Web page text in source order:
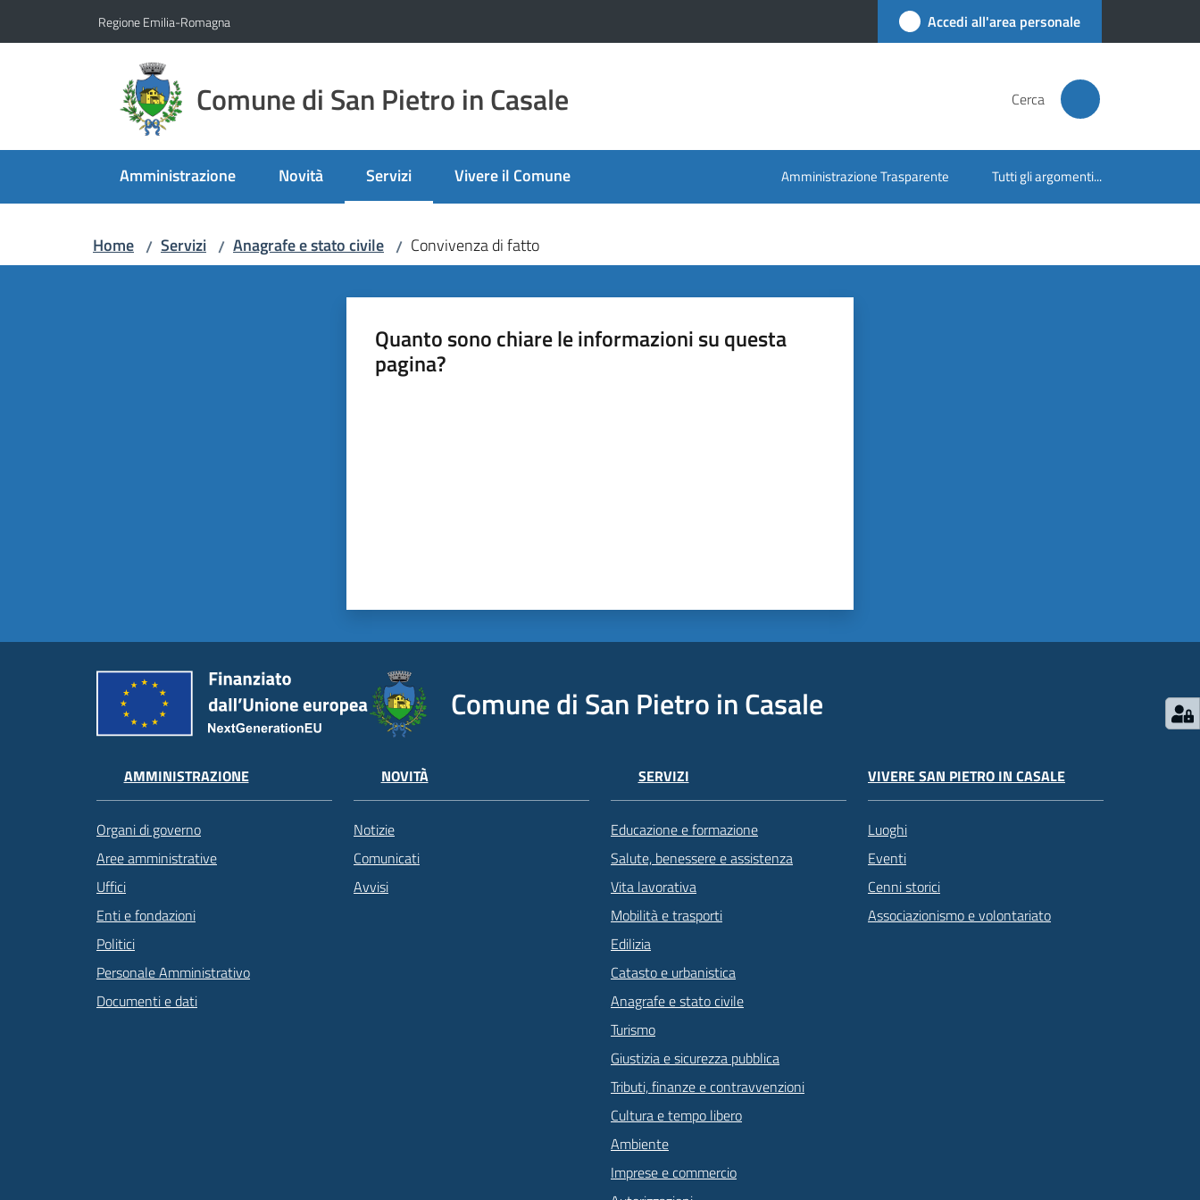
Regione Emilia-Romagna Accedi all'area personale
Comune di San Pietro in Casale Cerca
Amministrazione Novità Servizi
Menu selezionatoVivere il Comune Amministrazione Trasparente Tutti gli argomenti...
Home / Servizi / Anagrafe e stato civile / Convivenza di fatto
Quanto sono chiare le informazioni su questa
pagina?
Comune di San Pietro in Casale
AMMINISTRAZIONE
Organi di governo
Aree amministrative
Uffici
Enti e fondazioni
Politici
Personale Amministrativo
Documenti e dati
NOVITÀ
Notizie
Comunicati
Avvisi
SERVIZI
Educazione e formazione
Salute, benessere e assistenza
Vita lavorativa
Mobilità e trasporti
Edilizia
Catasto e urbanistica
Anagrafe e stato civile
Turismo
Giustizia e sicurezza pubblica
Tributi, finanze e contravvenzioni
Cultura e tempo libero
Ambiente
Imprese e commercio
VIVERE SAN PIETRO IN CASALE
Luoghi
Eventi
Cenni storici
Associazionismo e volontariato